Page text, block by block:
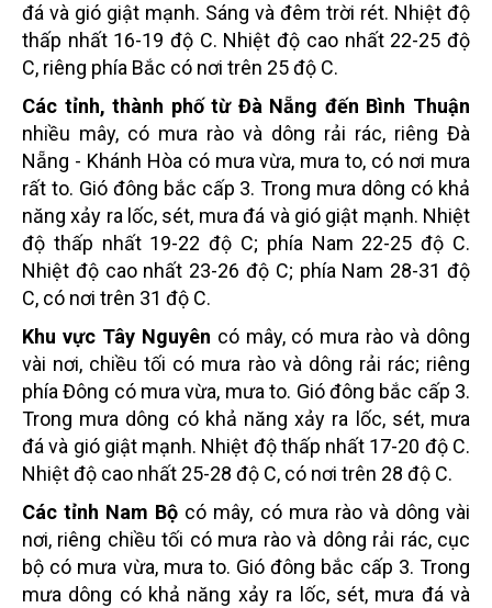
đá và gió giật mạnh. Sáng và đêm trời rét. Nhiệt độ
thấp nhất 16-19 độ C. Nhiệt độ cao nhất 22-25 độ
C, riêng phía Bắc có nơi trên 25 độ C.
Các tỉnh, thành phố từ Đà Nẵng đến Bình Thuận
nhiều mây, có mưa rào và dông rải rác, riêng Đà
Nẵng - Khánh Hòa có mưa vừa, mưa to, có nơi mưa
rất to. Gió đông bắc cấp 3. Trong mưa dông có khả
năng xảy ra lốc, sét, mưa đá và gió giật mạnh. Nhiệt
độ thấp nhất 19-22 độ C; phía Nam 22-25 độ C.
Nhiệt độ cao nhất 23-26 độ C; phía Nam 28-31 độ
C, có nơi trên 31 độ C.
Khu vực Tây Nguyên có mây, có mưa rào và dông
vài nơi, chiều tối có mưa rào và dông rải rác; riêng
phía Đông có mưa vừa, mưa to. Gió đông bắc cấp 3.
Trong mưa dông có khả năng xảy ra lốc, sét, mưa
đá và gió giật mạnh. Nhiệt độ thấp nhất 17-20 độ C.
Nhiệt độ cao nhất 25-28 độ C, có nơi trên 28 độ C.
Các tỉnh Nam Bộ có mây, có mưa rào và dông vài
nơi, riêng chiều tối có mưa rào và dông rải rác, cục
bộ có mưa vừa, mưa to. Gió đông bắc cấp 3. Trong
mưa dông có khả năng xảy ra lốc, sét, mưa đá và